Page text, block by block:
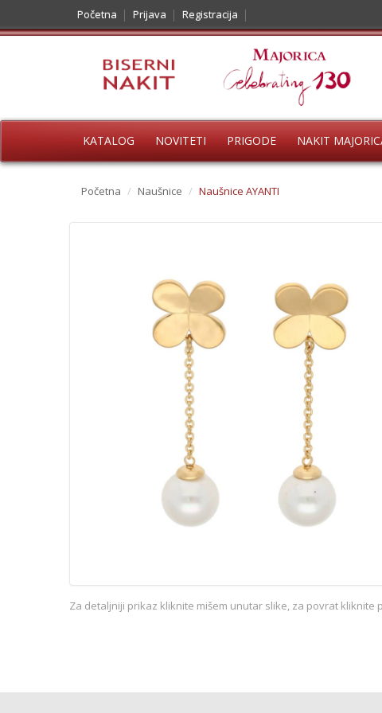
Početna Prijava Registracija
KATALOG NOVITETI PRIGODE NAKIT
Početna / Naušnice / Naušnice AYANTI
Za detaljniji prikaz kliknite mišem unutar slike, za povrat kliknite